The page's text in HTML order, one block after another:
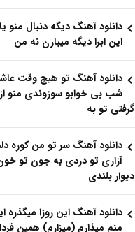
دانلود آهنگ دیگه دنبال منو
این ابرا دیگه میبارن نه من
دانلود آهنگ تو هیچ وقت
شب بی خوابو سوزوندی منو
گرفتی تو به
دانلود آهنگ سر تو من کوره
آزاری تو دردی به جون تو
دیوار بلندی
دانلود آهنگ این روزا میگذره
منم میذارم (میزارم) همین